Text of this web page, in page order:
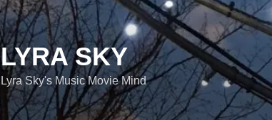
LYRA SKY
Lyra Sky's Music Movie Mind